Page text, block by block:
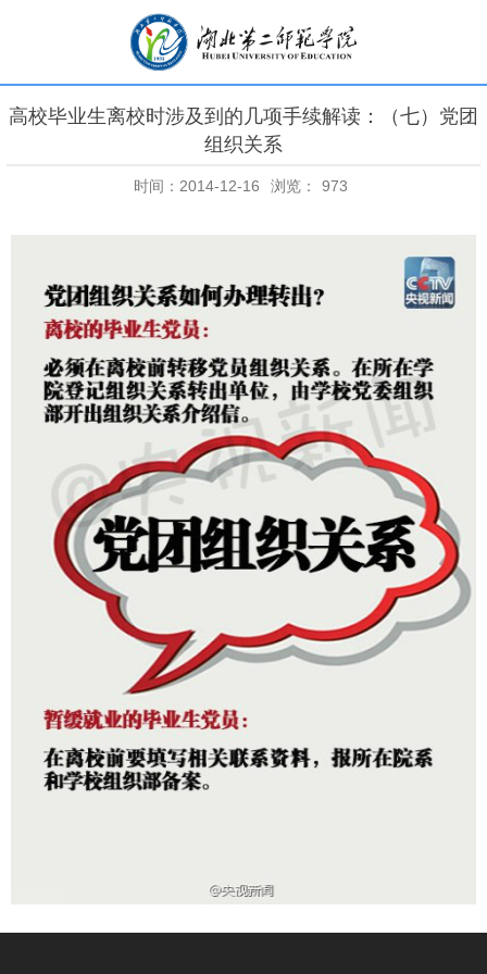
高校毕业生离校时涉及到的几项手续解读：（七）党团
组织关系
时间：2014-12-16 浏览： 973